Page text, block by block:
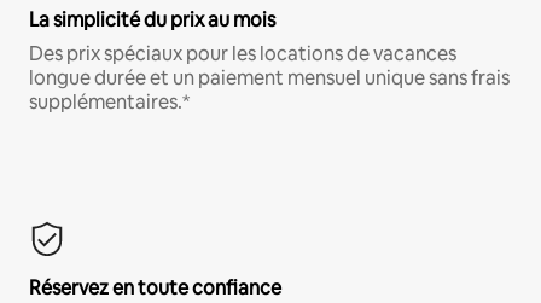
La simplicité du prix au mois
Des prix spéciaux pour les locations de vacances
longue durée et un paiement mensuel unique sans frais
supplémentaires.*
Réservez en toute confiance